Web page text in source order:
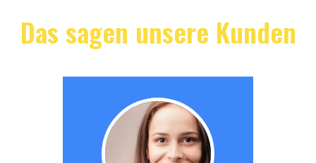
Das sagen unsere Kunden